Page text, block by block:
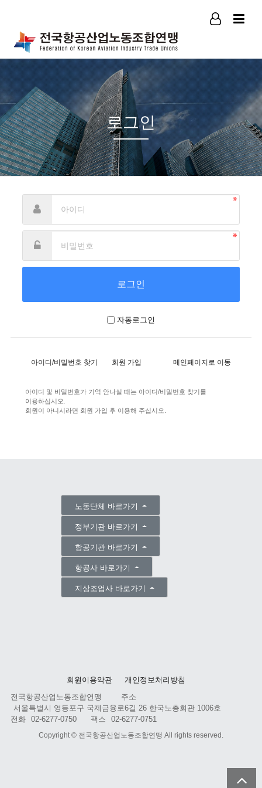
로그인
자동로그인
아이디/비밀번호 찾기 회원 가입 메인페이지로 이동
아이디 및 비밀번호가 기억 안나실 때는 아이디/비밀번호 찾기를
이용하십시오.
회원이 아니시라면 회원 가입 후 이용해 주십시오.
노동단체 바로가기
정부기관 바로가기
항공기관 바로가기
항공사 바로가기
지상조업사 바로가기
회원이용약관
개인정보처리방침
전국항공산업노동조합연맹
주소
서울특별시 영등포구 국제금융로6길 26 한국노총회관 1006호
전화
02-6277-0750 팩스 02-6277-0751
Copyright © 전국항공산업노동조합연맹 All rights reserved.